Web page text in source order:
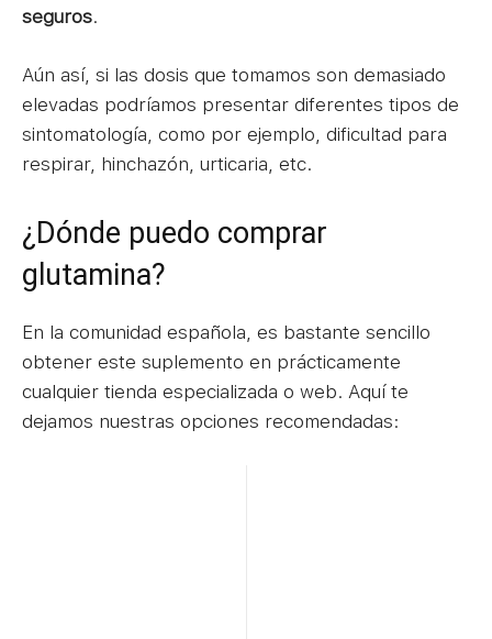
seguros.
Aún así, si las dosis que tomamos son demasiado
elevadas podríamos presentar diferentes tipos de
sintomatología, como por ejemplo, dificultad para
respirar, hinchazón, urticaria, etc.
¿Dónde puedo comprar
glutamina?
En la comunidad española, es bastante sencillo
obtener este suplemento en prácticamente
cualquier tienda especializada o web. Aquí te
dejamos nuestras opciones recomendadas: